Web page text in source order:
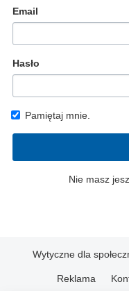
Email
Hasło
Pamiętaj mnie.
Nie masz
Wytyczne dla
Reklama